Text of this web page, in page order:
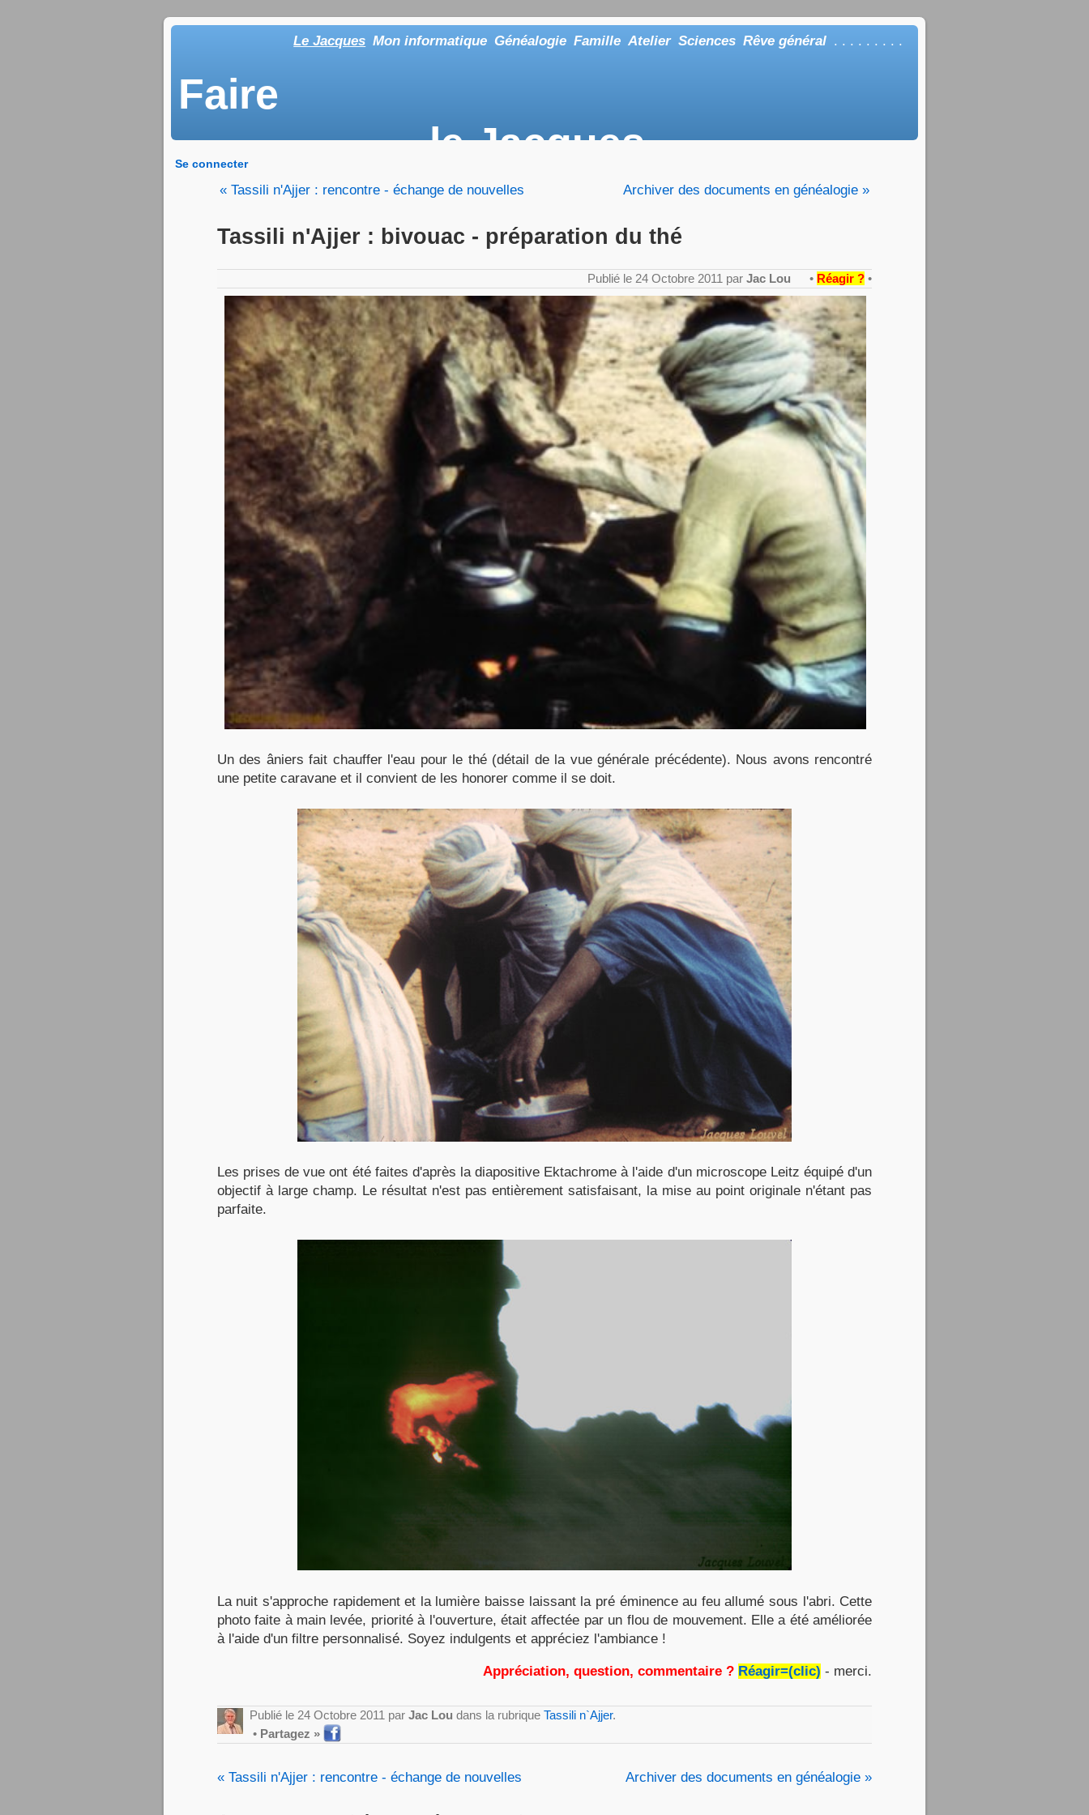
Le Jacques Mon informatique Généalogie Famille Atelier Sciences Rêve général . . . . . . . . .
Faire
le Jacques
Se connecter
« Tassili n'Ajjer : rencontre - échange de nouvelles Archiver des documents en généalogie »
Tassili n'Ajjer : bivouac - préparation du thé
Publié le 24 Octobre 2011 parJac Lou • Réagir ? •
Un des âniers fait chauffer l'eau pour le thé (détail de la vue générale précédente). Nous avons rencontré
une petite caravane et il convient de les honorer comme il se doit.
Les prises de vue ont été faites d'après la diapositive Ektachrome à l'aide d'un microscope Leitz équipé d'un
objectif à large champ. Le résultat n'est pas entièrement satisfaisant, la mise au point originale n'étant pas
parfaite.
La nuit s'approche rapidement et la lumière baisse laissant la pré éminence au feu allumé sous l'abri. Cette
photo faite à main levée, priorité à l'ouverture, était affectée par un flou de mouvement. Elle a été améliorée
à l'aide d'un filtre personnalisé. Soyez indulgents et appréciez l'ambiance !
Appréciation, question, commentaire ? Réagir=(clic) - merci.
Publié le 24 Octobre 2011 par Jac Lou dans la rubrique Tassili n`Ajjer.
• Partagez »
« Tassili n'Ajjer : rencontre - échange de nouvelles Archiver des documents en généalogie »